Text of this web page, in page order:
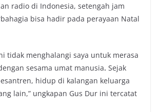
radio di Indonesia, setengah jam
bisa hadir pada perayaan Natal
tidak menghalangi saya untuk merasa
sesama umat manusia. Sejak
hidup di kalangan keluarga
lain,” ungkapan Gus Dur ini tercatat